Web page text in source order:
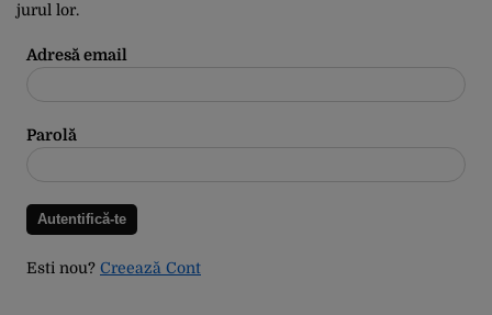
jurul lor.
Adresă email
Parolă
Esti nou? Creează Cont